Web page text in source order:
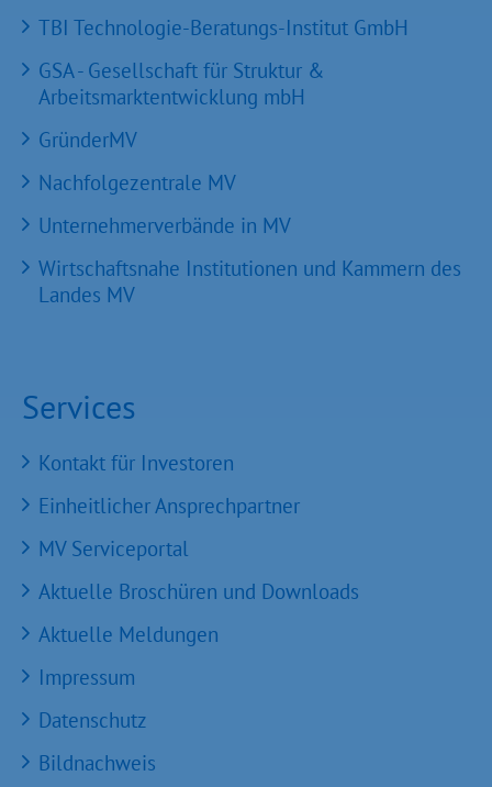
TBI Technologie-Beratungs-Institut GmbH
GSA - Gesellschaft für Struktur &
Arbeitsmarktentwicklung mbH
GründerMV
Nachfolgezentrale MV
Unternehmerverbände in MV
Wirtschaftsnahe Institutionen und Kammern des
Landes MV
Services
Kontakt für Investoren
Einheitlicher Ansprechpartner
MV Serviceportal
Aktuelle Broschüren und Downloads
Aktuelle Meldungen
Impressum
Datenschutz
Bildnachweis